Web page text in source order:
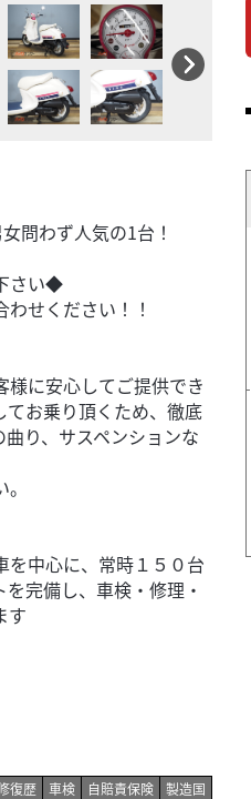
問わず人気の1台！
さい◆
せください！！
に安心してご提供でき
お乗り頂くため、徹底
り、サスペンションな
を中心に、常時１５０台
完備し、車検・修理・
す
復歴 車検 自賠責保険 製造国